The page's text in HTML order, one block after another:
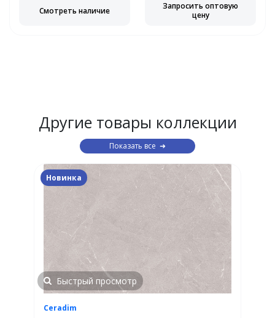
Смотреть наличие
Запросить оптовую
цену
Другие товары коллекции
Показать все
Новинка
Быстрый просмотр
Ceradim